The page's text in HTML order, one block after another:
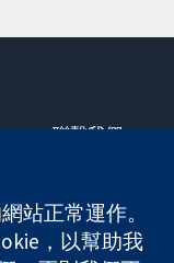
聯繫我們
關於我們
工作機會
Cochrane
站正常運作。
，以幫助我